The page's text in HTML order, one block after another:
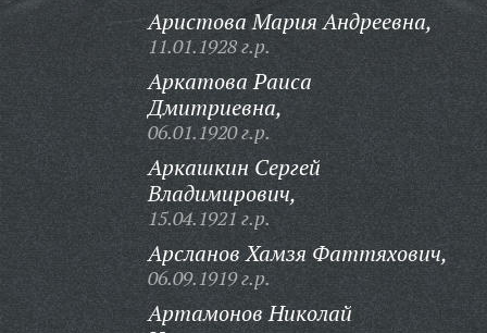
Аристова Мария Андреевна,
11.01.1928 г.р.
Аркатова Раиса
Дмитриевна,
06.01.1920 г.р.
Аркашкин Сергей
Владимирович,
15.04.1921 г.р.
Арсланов Хамзя Фаттяхович,
06.09.1919 г.р.
Артамонов Николай